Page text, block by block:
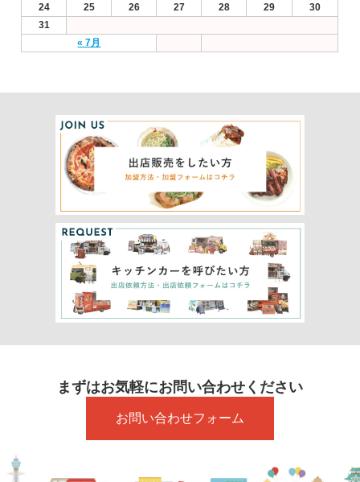
« 7月
24
25 26 27 28 29
30
31
まずはお気軽にお問い合わせください
お問い合わせフォーム